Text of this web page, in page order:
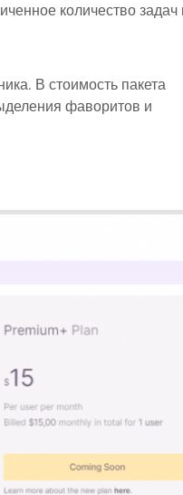
количество задач
В стоимость пакета
фаворитов и